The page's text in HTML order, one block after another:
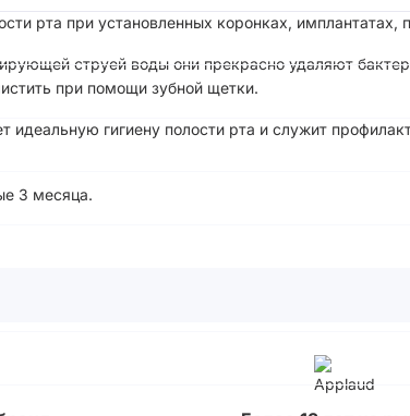
рта при установленных коронках, имплантатах,
струей воды они прекрасно удаляют
при помощи зубной щетки.
идеальную гигиену полости рта и служит
3 месяца.